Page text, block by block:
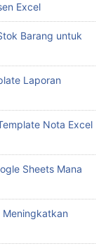
Excel
Barang untuk
Laporan
Nota Excel
Sheets Mana
Meningkatkan